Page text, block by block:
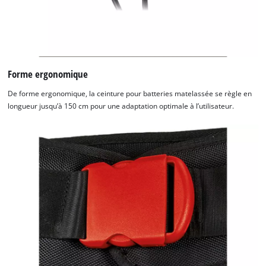
Forme ergonomique
De forme ergonomique, la ceinture pour batteries matelassée se règle en
longueur jusqu’à 150 cm pour une adaptation optimale à l’utilisateur.